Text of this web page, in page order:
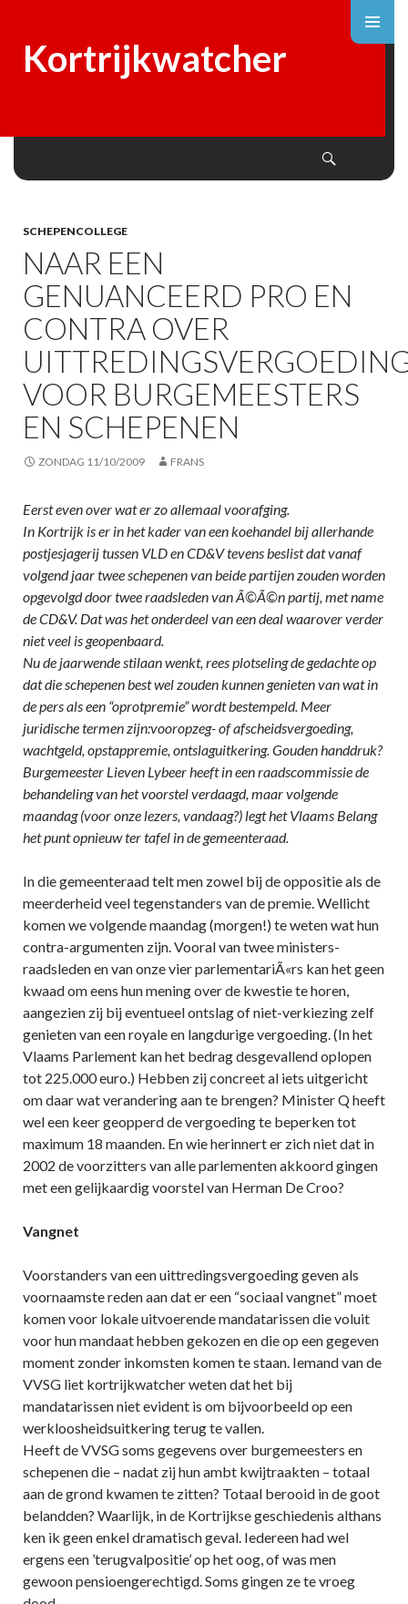
Kortrijkwatcher
SCHEPENCOLLEGE
NAAR EEN
GENUANCEERD PRO EN
CONTRA OVER
VOOR BURGEMEESTERS
EN SCHEPENEN
ZONDAG 11/10/2009 FRANS
Eerst even over wat er zo allemaal voorafging.
In Kortrijk is er in het kader van een koehandel bij allerhande
postjesjagerij tussen VLD en CD&V tevens beslist dat vanaf
volgend jaar twee schepenen van beide partijen zouden worden
opgevolgd door twee raadsleden van Ã©Ã©n partij, met name
de CD&V. Dat was het onderdeel van een deal waarover verder
niet veel is geopenbaard.
Nu de jaarwende stilaan wenkt, rees plotseling de gedachte op
dat die schepenen best wel zouden kunnen genieten van wat in
de pers als een “oprotpremie” wordt bestempeld. Meer
juridische termen zijn:vooropzeg- of afscheidsvergoeding,
wachtgeld, opstappremie, ontslaguitkering. Gouden handdruk?
Burgemeester Lieven Lybeer heeft in een raadscommissie de
behandeling van het voorstel verdaagd, maar volgende
maandag (voor onze lezers, vandaag?) legt het Vlaams Belang
het punt opnieuw ter tafel in de gemeenteraad.
In die gemeenteraad telt men zowel bij de oppositie als de
meerderheid veel tegenstanders van de premie. Wellicht
komen we volgende maandag (morgen!) te weten wat hun
contra-argumenten zijn. Vooral van twee ministers-
raadsleden en van onze vier parlementariÃ«rs kan het geen
kwaad om eens hun mening over de kwestie te horen,
aangezien zij bij eventueel ontslag of niet-verkiezing zelf
genieten van een royale en langdurige vergoeding. (In het
Vlaams Parlement kan het bedrag desgevallend oplopen
tot 225.000 euro.) Hebben zij concreet al iets uitgericht
om daar wat verandering aan te brengen? Minister Q heeft
wel een keer geopperd de vergoeding te beperken tot
maximum 18 maanden. En wie herinnert er zich niet dat in
2002 de voorzitters van alle parlementen akkoord gingen
met een gelijkaardig voorstel van Herman De Croo?
Vangnet
Voorstanders van een uittredingsvergoeding geven als
voornaamste reden aan dat er een “sociaal vangnet” moet
komen voor lokale uitvoerende mandatarissen die voluit
voor hun mandaat hebben gekozen en die op een gegeven
moment zonder inkomsten komen te staan. Iemand van de
VVSG liet kortrijkwatcher weten dat het bij
mandatarissen niet evident is om bijvoorbeeld op een
werkloosheidsuitkering terug te vallen.
Heeft de VVSG soms gegevens over burgemeesters en
schepenen die – nadat zij hun ambt kwijtraakten – totaal
aan de grond kwamen te zitten? Totaal berooid in de goot
belandden? Waarlijk, in de Kortrijkse geschiedenis althans
ken ik geen enkel dramatisch geval. Iedereen had wel
ergens een ’terugvalpositie’ op het oog, of was men
gewoon pensioengerechtigd. Soms gingen ze te vroeg